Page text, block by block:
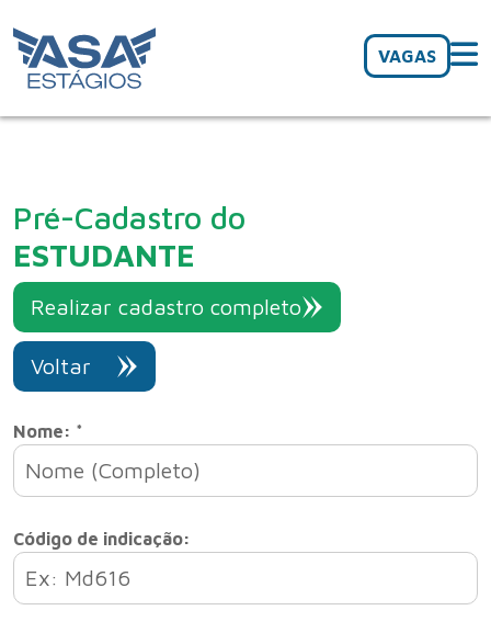
VAGAS
Pré-Cadastro do
ESTUDANTE
Realizar cadastro completo
Voltar
Nome: *
Código de indicação: